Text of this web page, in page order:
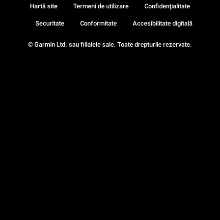
© Garmin Ltd. sau filialele sale. Toate drepturile rezervate.
Hartă site Termeni de utilizare Confidenţialitate
Securitate Conformitate Accesibilitate digitală